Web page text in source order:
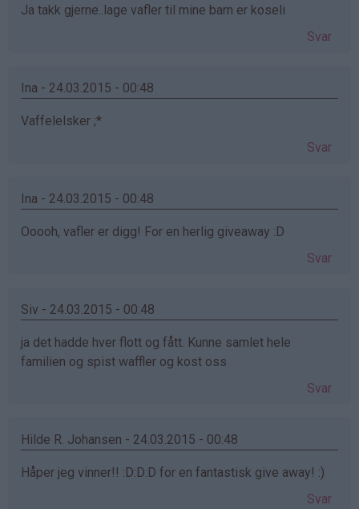
Ja takk gjerne..lage vafler til mine barn er koseli
Svar
Ina - 24.03.2015 - 00:48
Vaffelelsker ;*
Svar
Ina - 24.03.2015 - 00:48
Ooooh, vafler er digg! For en herlig giveaway :D
Svar
Siv - 24.03.2015 - 00:48
ja det hadde hver flott og fått. Kunne samlet hele
familien og spist waffler og kost oss
Svar
Hilde R. Johansen - 24.03.2015 - 00:48
Håper jeg vinner!! :D:D:D for en fantastisk give away! :)
Svar